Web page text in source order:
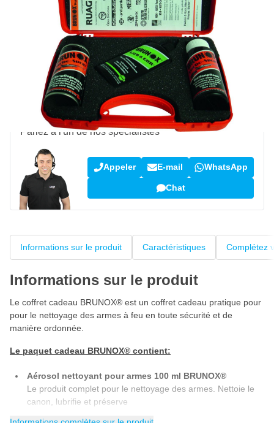
Commandez avant 23h59,expédié demain
Livraison gratuiteavec UPS
100 joursretours & échanges
Avis des clients: 4,38/5(5 184 critiques)
Une question sur ce produit ?
Parlez à l'un de nos spécialistes
Appeler E-mail WhatsApp
Chat
Informations sur le produit Caractéristiques Complétez
Informations sur le produit
Le coffret cadeau BRUNOX® est un coffret cadeau pratique pour
pour le nettoyage des armes à feu en toute sécurité et de
manière ordonnée.
Le paquet cadeau BRUNOX® contient:
Aérosol nettoyant pour armes 100 ml BRUNOX®
Le produit complet pour le nettoyage des armes. Nettoie le
canon, lubrifie et préserve
LUB & COR® de BRUNOX 100 ml